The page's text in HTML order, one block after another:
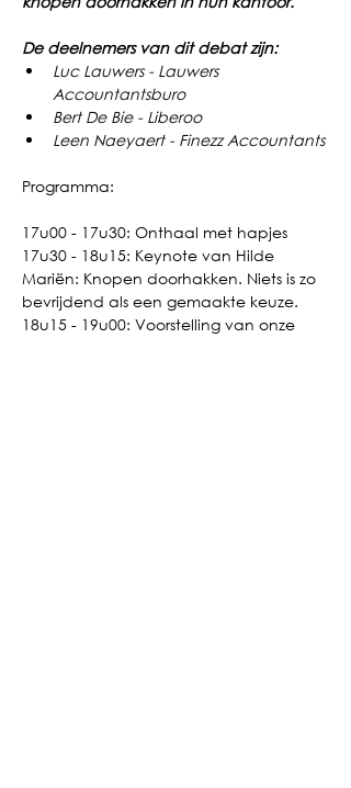
De deelnemers van dit debat zijn:
Luc Lauwers - Lauwers
Accountantsburo
Bert De Bie - Liberoo
Leen Naeyaert - Finezz Accountants
Programma:
17u00 - 17u30: Onthaal met hapjes
17u30 - 18u15: Keynote van Hilde
Mariën: Knopen doorhakken. Niets is zo
bevrijdend als een gemaakte keuze.
18u15 - 19u00: Voorstelling van onze